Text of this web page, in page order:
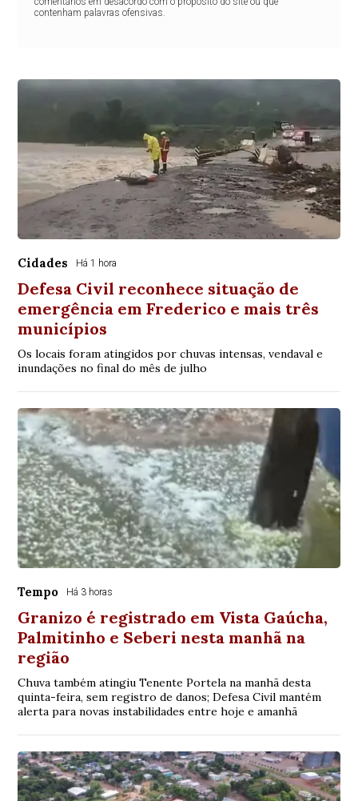
contenham palavras ofensivas.
Cidades Há 1 hora
Defesa Civil reconhece situação de
emergência em Frederico e mais três
municípios
Os locais foram atingidos por chuvas intensas, vendaval e
inundações no final do mês de julho
Tempo Há 3 horas
Granizo é registrado em Vista Gaúcha,
Palmitinho e Seberi nesta manhã na
região
Chuva também atingiu Tenente Portela na manhã desta
quinta-feira, sem registro de danos; Defesa Civil mantém
alerta para novas instabilidades entre hoje e amanhã